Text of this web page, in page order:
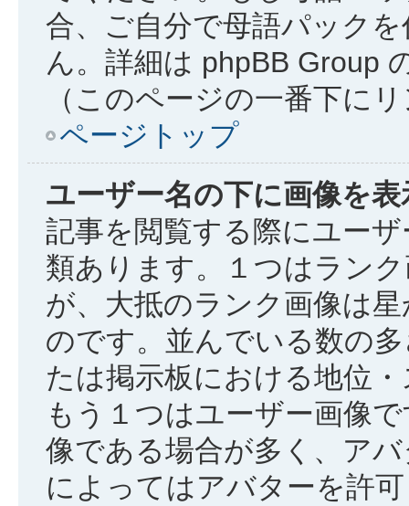
合、ご自分で母語パック
ん。詳細は phpBB Group
（このページの一番下に
ページトップ
ユーザー名の下に画像を
記事を閲覧する際にユー
類あります。１つはラン
が、大抵のランク画像は
のです。並んでいる数の
たは掲示板における地位
もう１つはユーザー画像
像である場合が多く、ア
によってはアバターを許